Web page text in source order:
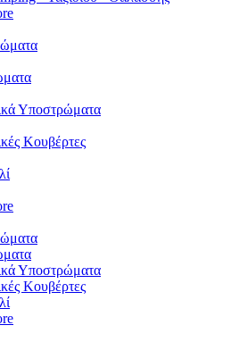
Υποστρώματα
Κουβέρτες
Υποστρώματα
Κουβέρτες